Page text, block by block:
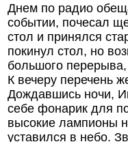
Днем по радио
событии, почесал
стол и принялся
покинул стол, но
большого перерыва,
К вечеру перечень
Дождавшись ночи,
себе фонарик для
высокие лампионы
уставился в небо.